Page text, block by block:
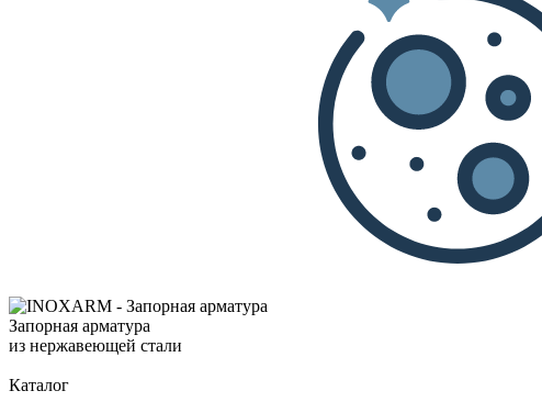
Запорная арматура
из нержавеющей стали
Каталог